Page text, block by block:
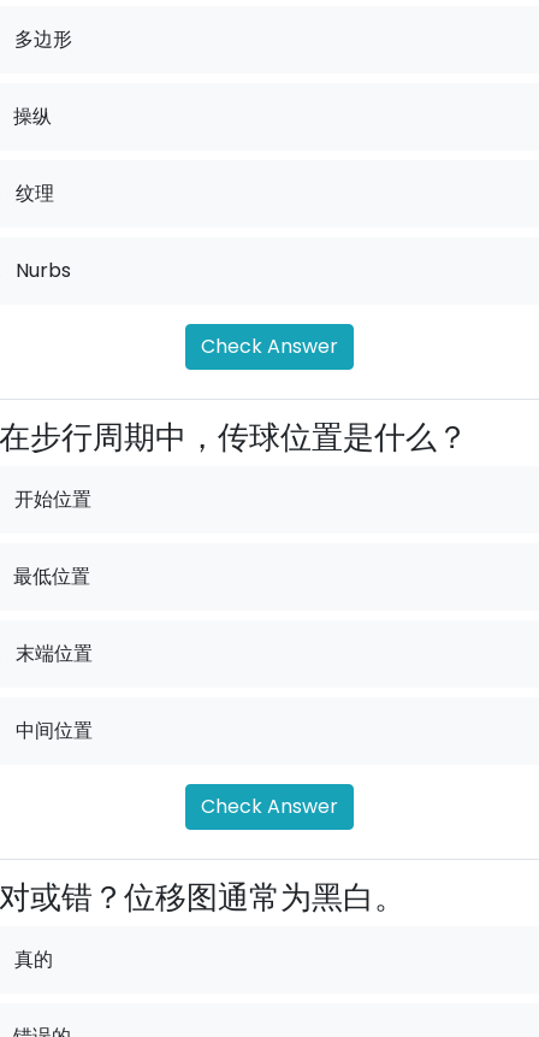
多边形
操纵
纹理
Nurbs
Check Answer
在步行周期中，传球位置是什么？
开始位置
最低位置
末端位置
中间位置
Check Answer
对或错？位移图通常为黑白。
真的